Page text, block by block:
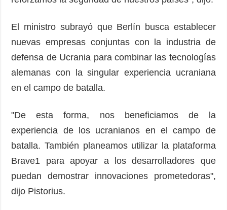
El ministro subrayó que Berlín busca establecer
nuevas empresas conjuntas con la industria de
defensa de Ucrania para combinar las tecnologías
alemanas con la singular experiencia ucraniana
en el campo de batalla.
"De esta forma, nos beneficiamos de la
experiencia de los ucranianos en el campo de
batalla. También planeamos utilizar la plataforma
Brave1 para apoyar a los desarrolladores que
puedan demostrar innovaciones prometedoras",
dijo Pistorius.